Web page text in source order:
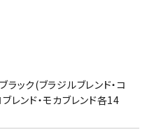
ック(ブラジルブレンド・コ
レンド・モカブレンド各14